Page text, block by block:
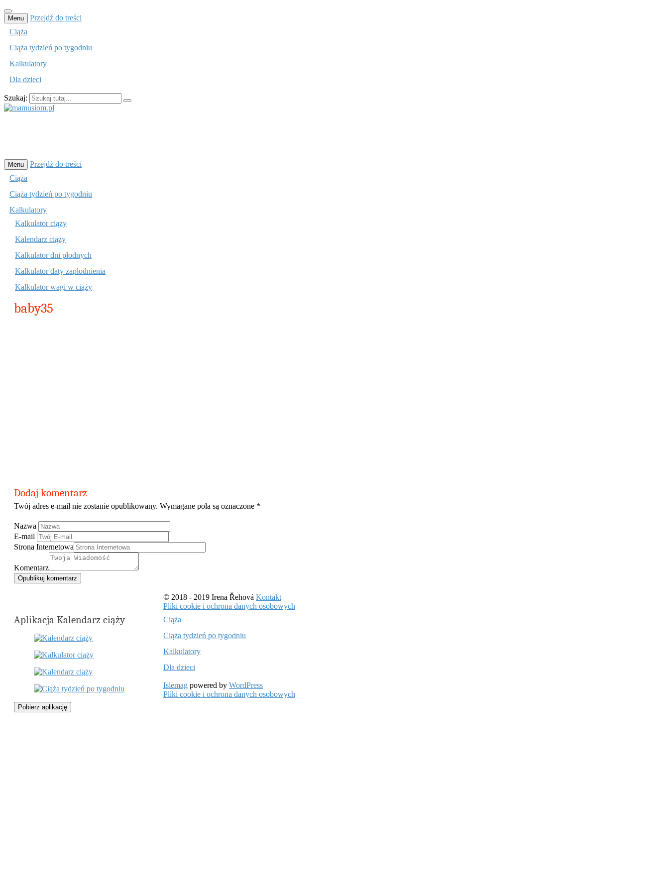
Menu
Przejdź do treści
Ciąża
Ciąża tydzień po tygodniu
Kalkulatory
Dla dzieci
Szukaj:
Menu
Przejdź do treści
Ciąża
Ciąża tydzień po tygodniu
Kalkulatory
Kalkulator ciąży
Kalendarz ciąży
Kalkulator dni płodnych
Kalkulator daty zapłodnienia
Kalkulator wagi w ciąży
baby35
Dodaj komentarz
Twój adres e-mail nie zostanie opublikowany. Wymagane pola są oznaczone *
Nazwa
E-mail
Strona Internetowa
Komentarz
Aplikacja Kalendarz ciąży
Pobierz aplikację
© 2018 - 2019 Irena Řehová Kontakt
Pliki cookie i ochrona danych osobowych
Ciąża
Ciąża tydzień po tygodniu
Kalkulatory
Dla dzieci
Islemag powered by WordPress
Pliki cookie i ochrona danych osobowych